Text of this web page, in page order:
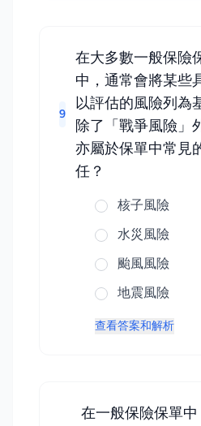
9
在大多數一般保險
中，通常會將某些
以評估的風險列為
除了「戰爭風險」
亦屬於保單中常見
任？
核子風險
水災風險
颱風風險
地震風險
查看答案和解析
在一般保險保單中